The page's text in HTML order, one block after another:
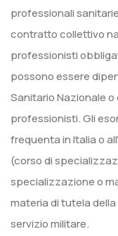
professionali
contratto collettivo
professionisti
possono essere
Sanitario Nazionale
professionisti. Gli
frequenta in Italia o
(corso di
specializzazione o
materia di tutela
servizio militare.